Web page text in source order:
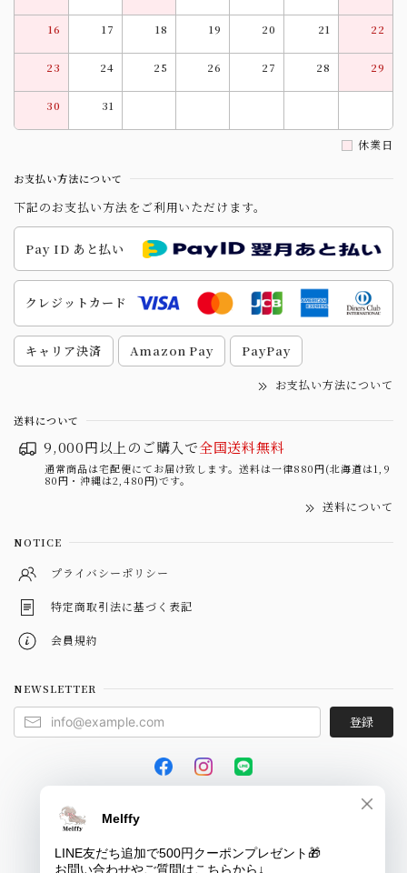
16 17 18 19 20 21 22
23 24 25 26 27 28 29
30 31
休業日
お支払い方法について
下記のお支払い方法をご利用いただけます。
Pay ID あと払い
クレジットカード
キャリア決済 Amazon Pay PayPay
お支払い方法について
送料について
9,000円以上のご購入で全国送料無料
通常商品は宅配便にてお届け致します。送料は一律880円(北海道は1,9
80円・沖縄は2,480円)です。
送料について
NOTICE
プライバシーポリシー
特定商取引法に基づく表記
会員規約
NEWSLETTER
登録